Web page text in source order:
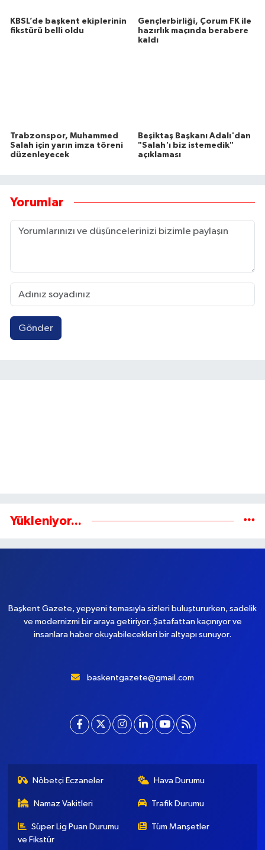
KBSL’de başkent ekiplerinin
fikstürü belli oldu
Gençlerbirliği, Çorum FK ile
hazırlık maçında berabere
kaldı
Trabzonspor, Muhammed
Salah için yarın imza töreni
düzenleyecek
Beşiktaş Başkanı Adalı'dan
"Salah'ı biz istemedik"
açıklaması
Yorumlar
Başkent Gazete, yepyeni temasıyla sizleri buluştururken, sadelik